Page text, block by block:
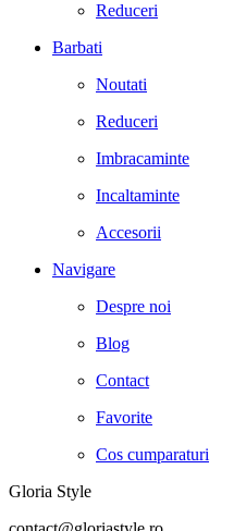
Reduceri
Barbati
Noutati
Reduceri
Imbracaminte
Incaltaminte
Accesorii
Navigare
Despre noi
Blog
Contact
Favorite
Cos cumparaturi
Gloria Style